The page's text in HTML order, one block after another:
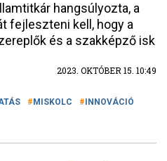
hangsúlyozta, a
fejleszteni kell, hogy a
és a szakképző isk
2023. OKTÓBER 15. 10:49
MISKOLC
INNOVÁCIÓ